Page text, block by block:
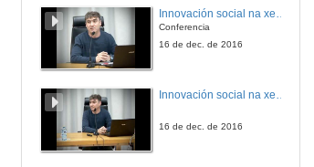
Conferencia
16 de dec. de 2016
Innovación social na xestión de comedores escolares públicos en Aragón. Quenda de preguntas
16 de dec. de 2016